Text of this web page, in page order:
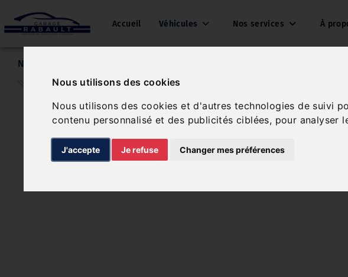
Nous utilisons des cookies
Nous utilisons des cookies et d'autres technologies de suivi
contenu personnalisé et des publicités ciblées, pour
J'accepte Je refuse Changer mes préférences
Accueil Véhicules Nos services À
Nos véhicules